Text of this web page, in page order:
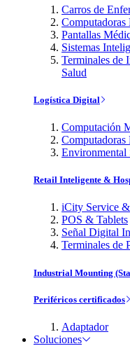
Carros de
Computadoras
Pantallas
Sistemas
Terminales de
Salud
Logística Digital
Computación
Computadoras
Environmental
Retail Inteligente &
iCity Service
POS & Tablets
Señal Digital
Terminales de
Industrial Mounting
Periféricos certificados
Adaptador
Soluciones